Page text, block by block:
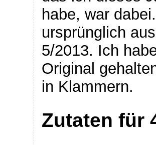
habe, war
ursprünglich
5/2013. Ich
Original
in Klammern.
Zutaten für